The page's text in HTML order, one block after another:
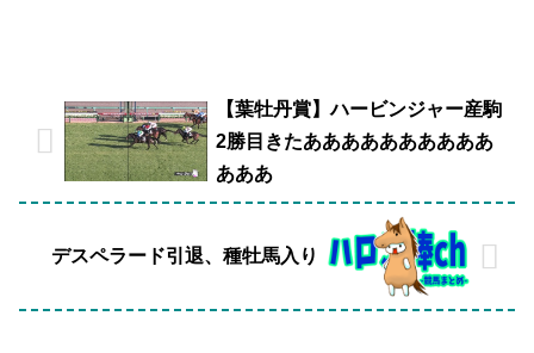
【葉牡丹賞】ハービンジャー産駒
2勝目きたああああああああああ
あああ
デスペラード引退、種牡馬入り